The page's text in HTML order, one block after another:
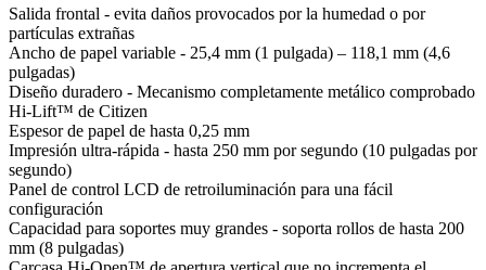
Salida frontal - evita daños provocados por la humedad o por
partículas extrañas
Ancho de papel variable - 25,4 mm (1 pulgada) – 118,1 mm (4,6
pulgadas)
Diseño duradero - Mecanismo completamente metálico comprobado
Hi-Lift™ de Citizen
Espesor de papel de hasta 0,25 mm
Impresión ultra-rápida - hasta 250 mm por segundo (10 pulgadas por
segundo)
Panel de control LCD de retroiluminación para una fácil
configuración
Capacidad para soportes muy grandes - soporta rollos de hasta 200
mm (8 pulgadas)